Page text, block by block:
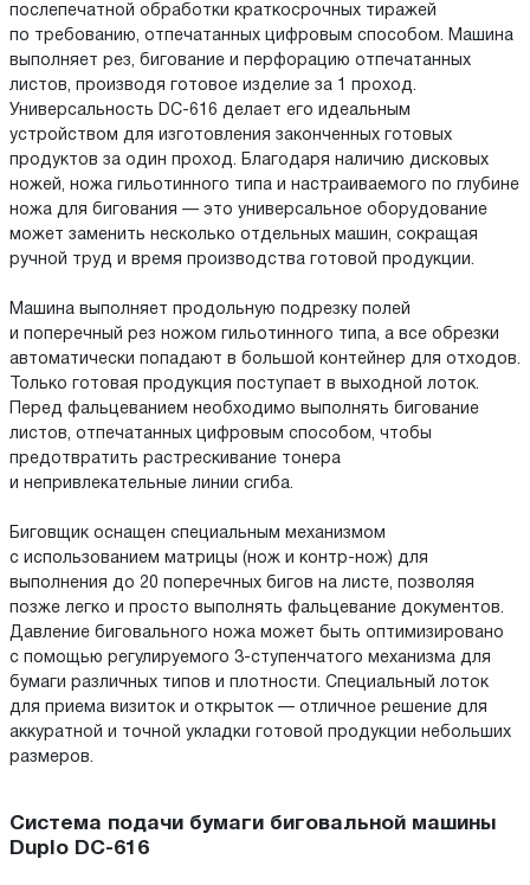
послепечатной обработки краткосрочных тиражей
по требованию, отпечатанных цифровым способом. Машина
выполняет рез, бигование и перфорацию отпечатанных
листов, производя готовое изделие за 1 проход.
Универсальность DC-616 делает его идеальным
устройством для изготовления законченных готовых
продуктов за один проход. Благодаря наличию дисковых
ножей, ножа гильотинного типа и настраиваемого по глубине
ножа для бигования — это универсальное оборудование
может заменить несколько отдельных машин, сокращая
ручной труд и время производства готовой продукции.
Машина выполняет продольную подрезку полей
и поперечный рез ножом гильотинного типа, а все обрезки
автоматически попадают в большой контейнер для отходов.
Только готовая продукция поступает в выходной лоток.
Перед фальцеванием необходимо выполнять бигование
листов, отпечатанных цифровым способом, чтобы
предотвратить растрескивание тонера
и непривлекательные линии сгиба.
Биговщик оснащен специальным механизмом
с использованием матрицы (нож и контр-нож) для
выполнения до 20 поперечных бигов на листе, позволяя
позже легко и просто выполнять фальцевание документов.
Давление биговального ножа может быть оптимизировано
с помощью регулируемого 3-ступенчатого механизма для
бумаги различных типов и плотности. Специальный лоток
для приема визиток и открыток — отличное решение для
аккуратной и точной укладки готовой продукции небольших
размеров.
Система подачи бумаги биговальной машины
Duplo DC-616